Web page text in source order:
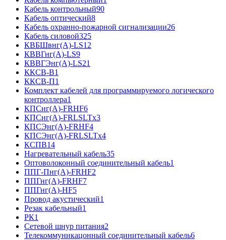
Кабель контрольный90
Кабель оптический8
Кабель охранно-пожарной сигнализации26
Кабель силовой325
КВБШвнг(А)-LS12
КВВГнг(А)-LS9
КВВГЭнг(А)-LS21
ККСВ-В1
ККСВ-П1
Комплект кабелей для программируемого логического
контроллера1
КПСнг(А)-FRHF6
КПСнг(А)-FRLSLTx3
КПСЭнг(А)-FRHF4
КПСЭнг(А)-FRLSLTx4
КСПВ14
Нагревательный кабель35
Оптоволоконный соединительный кабель1
ППГ-Пнг(А)-FRHF2
ППГнг(А)-FRHF7
ППГнг(А)-HF5
Провод акустический1
Резак кабельный1
РК1
Сетевой шнур питания2
Телекоммуникацонный соединительный кабель6